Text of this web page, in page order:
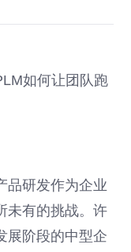
如何让团队跑
品研发作为企业
未有的挑战。许
展阶段的中型企